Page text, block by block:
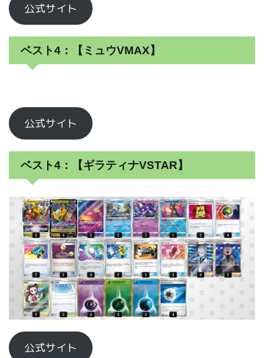
公式サイト
ベスト4：【ミュウVMAX】
公式サイト
ベスト4：【ギラティナVSTAR】
公式サイト